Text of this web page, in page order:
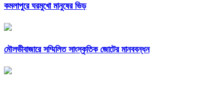
কমলাপুরে ঘরমুখো মানুষের ভিড়
মৌলভীবাজারে সম্মিলিত সাংস্কৃতিক জোটের মানববন্ধন